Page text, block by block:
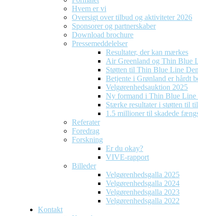
Hvem er vi
Oversigt over tilbud og aktiviteter 2026
Sponsorer og partnerskaber
Download brochure
Pressemeddelelser
Resultater, der kan mærkes
Air Greenland og Thin Blue
Støtten til Thin Blue Line
Betjente i Grønland er hårdt
Velgørenhedsauktion 2025
Ny formand i Thin Blue Line
Stærke resultater i støtten til
1.5 millioner til skadede
Referater
Foredrag
Forskning
Er du okay?
VIVE-rapport
Billeder
Velgørenhedsgalla 2025
Velgørenhedsgalla 2024
Velgørenhedsgalla 2023
Velgørenhedsgalla 2022
Kontakt